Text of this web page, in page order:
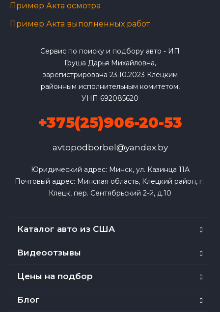
Пример Акта осмотра
Пример Акта выполненных работ
Сервис по поиску и подбору авто - ИП
Груша Дарья Михайловна,
зарегистрирована 23.10.2023 Клецким
районным исполнительным комитетом,
УНП 692085620
+375(25)906-20-53
avtopodborbel@yandex.by
Юридический адрес: Минск, ул. Казинца 11А
Почтовый адрес: Минская область, Клецкий район, г.
Клецк, пер. Сентябрьский 2-й, д.10
Каталог авто из США
Видеоотзывы
Цены на подбор
Блог